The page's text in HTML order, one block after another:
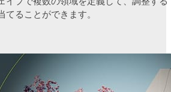
てることができます。